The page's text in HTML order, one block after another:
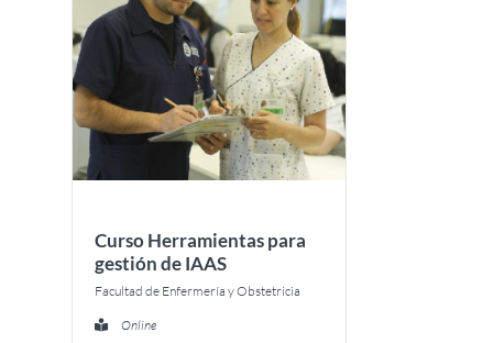
Curso Herramientas para
gestión de IAAS
Facultad de Enfermería y Obstetricia
Online